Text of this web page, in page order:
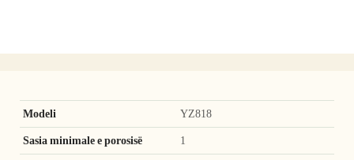
Modeli YZ818
Sasia minimale e porosisë 1